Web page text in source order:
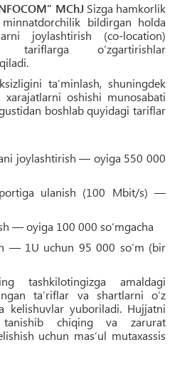
MChJ Sizga hamkorlik
bildirgan holda
joylashtirish (co-location)
tariflarga o‘zgartirishlar
ta’minlash, shuningdek
oshishi munosabati
boshlab quyidagi tariflar
joylashtirish — oyiga 550 000
ulanish (100 Mbit/s) —
— oyiga 100 000 so‘mgacha
— 1U uchun 95 000 so‘m (bir
tashkilotingizga amaldagi
ta’riflar va shartlarni o‘z
kelishuvlar yuboriladi. Hujjatni
tanishib chiqing va zarurat
uchun mas’ul mutaxassis